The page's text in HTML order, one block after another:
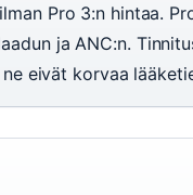
Pro 3:n hintaa.
ja ANC:n.
eivät korvaa